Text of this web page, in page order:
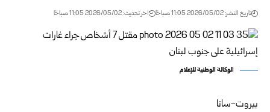
تاريخ النشر: 2026/05/02 11:05 صباحًا اخر تحديث: 2026/05/02 11:05 صباحًا
الوكالة الوطنية للإعلام
بيروت-سانا